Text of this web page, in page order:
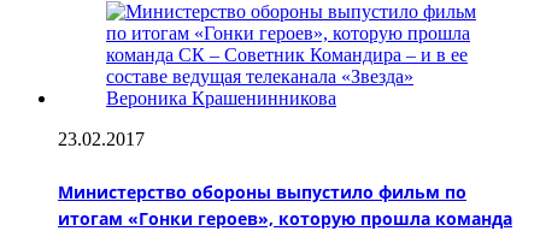
23.02.2017
Министерство обороны выпустило фильм по
итогам «Гонки героев», которую прошла команда